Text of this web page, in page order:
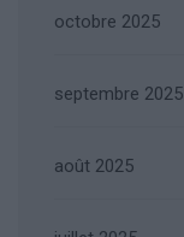
octobre 2025
septembre 2025
août 2025